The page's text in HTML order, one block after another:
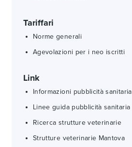
Tariffari
Norme generali
Agevolazioni per i neo iscritti
Link
Informazioni pubblicità sanitaria
Linee guida pubblicità sanitaria
Ricerca strutture veterinarie
Strutture veterinarie Mantova